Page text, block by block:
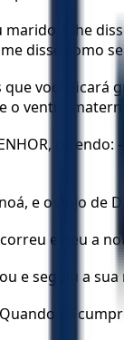
marido e lhe
disse como
que você
o ventre
e o Anjo
correu e deu a
e seguiu a
se